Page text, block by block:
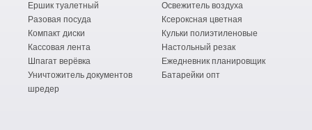
Ершик туалетный
Разовая посуда
Компакт диски
Кассовая лента
Шпагат верёвка
Уничтожитель документов
шредер
Освежитель воздуха
Ксероксная цветная
Кульки полиэтиленовые
Настольный резак
Ежедневник планировщик
Батарейки опт